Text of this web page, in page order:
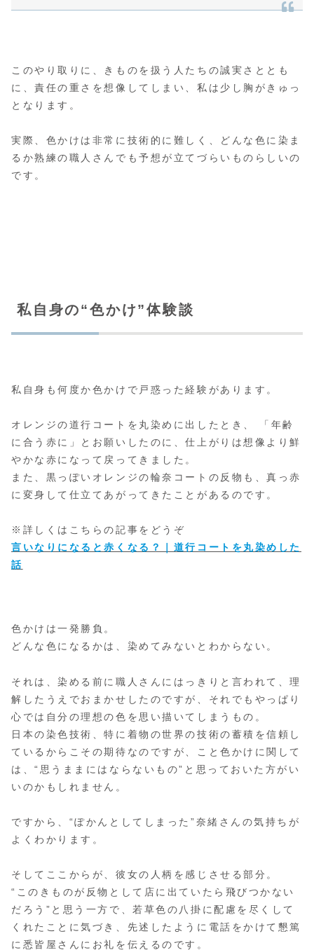
このやり取りに、きものを扱う人たちの誠実さととも
に、責任の重さを想像してしまい、私は少し胸がきゅっ
となります。
実際、色かけは非常に技術的に難しく、どんな色に染ま
るか熟練の職人さんでも予想が立てづらいものらしいの
です。
私自身の“色かけ”体験談
私自身も何度か色かけで戸惑った経験があります。
オレンジの道行コートを丸染めに出したとき、 「年齢
に合う赤に」とお願いしたのに、仕上がりは想像より鮮
やかな赤になって戻ってきました。
また、黒っぽいオレンジの輪奈コートの反物も、真っ赤
に変身して仕立てあがってきたことがあるのです。
※詳しくはこちらの記事をどうぞ
言いなりになると赤くなる？｜道行コートを丸染めした
話
色かけは一発勝負。
どんな色になるかは、染めてみないとわからない。
それは、染める前に職人さんにはっきりと言われて、理
解したうえでおまかせしたのですが、それでもやっぱり
心では自分の理想の色を思い描いてしまうもの。
日本の染色技術、特に着物の世界の技術の蓄積を信頼し
ているからこその期待なのですが、こと色かけに関して
は、“思うままにはならないもの”と思っておいた方がい
いのかもしれません。
ですから、“ぽかんとしてしまった”奈緒さんの気持ちが
よくわかります。
そしてここからが、彼女の人柄を感じさせる部分。
“このきものが反物として店に出ていたら飛びつかない
だろう”と思う一方で、若草色の八掛に配慮を尽くして
くれたことに気づき、先述したように電話をかけて懇篤
に悉皆屋さんにお礼を伝えるのです。